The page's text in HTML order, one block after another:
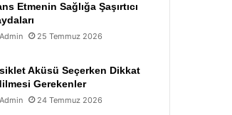
Etmenin Sağlığa Şaşırtıcı
Admin 25 Temmuz 2026
Aküsü Seçerken Dikkat
Gerekenler
Admin 24 Temmuz 2026